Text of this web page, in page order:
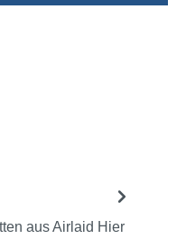
aus Airlaid Hier